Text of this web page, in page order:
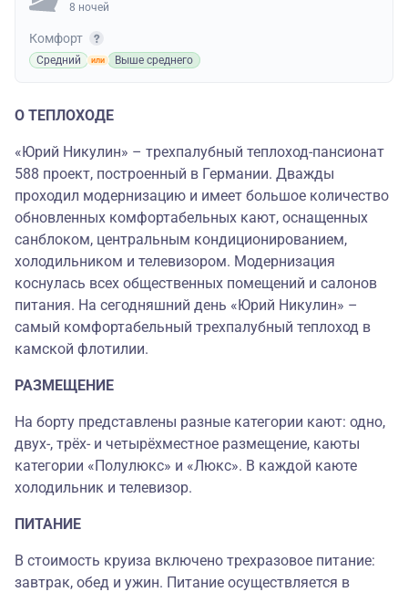
8 ночей
Комфорт
Средний Выше среднего
О ТЕПЛОХОДЕ
«Юрий Никулин» – трехпалубный теплоход-пансионат
588 проект, построенный в Германии. Дважды
проходил модернизацию и имеет большое количество
обновленных комфортабельных кают, оснащенных
санблоком, центральным кондиционированием,
холодильником и телевизором. Модернизация
коснулась всех общественных помещений и салонов
питания. На сегодняшний день «Юрий Никулин» –
самый комфортабельный трехпалубный теплоход в
камской флотилии.
РАЗМЕЩЕНИЕ
На борту представлены разные категории кают: одно,
двух-, трёх- и четырёхместное размещение, каюты
категории «Полулюкс» и «Люкс». В каждой каюте
холодильник и телевизор.
ПИТАНИЕ
В стоимость круиза включено трехразовое питание:
завтрак, обед и ужин. Питание осуществляется в